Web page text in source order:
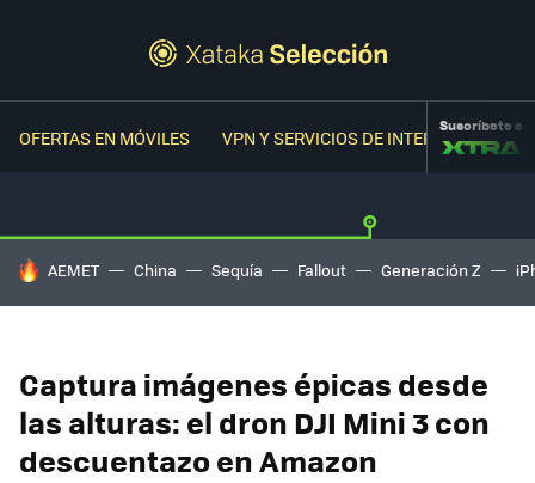
OFERTAS EN MÓVILES VPN Y SERVICIOS DE INTERNETSuscríbete a
HOY SE HABLA DE
AEMET China Sequía Fallout Generación Z
Captura imágenes épicas desde
las alturas: el dron DJI Mini 3 con
descuentazo en Amazon